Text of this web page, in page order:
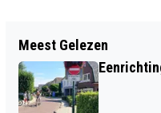
DENK MEE OVER
VOLWASSENEN
Meest Gelezen